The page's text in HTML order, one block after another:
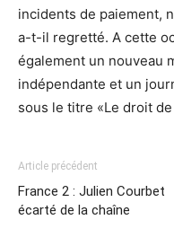
incidents de paiement,
a-t-il regretté. A cette
également un nouveau
indépendante et un
sous le titre «Le droit
Article précédent
France 2 : Julien Courbet
écarté de la chaîne